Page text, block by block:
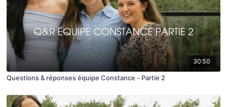
30:50
Questions & réponses équipe Constance - Partie 2